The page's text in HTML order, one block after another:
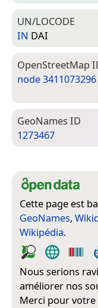
UN/LOCODE
IN DAI
Open­Street­Map
node 3411073296
Geo­Names ID
1273467
Cette page est
GeoNames,
Wikipédia.
Nous serions
améliorer nos
Merci pour